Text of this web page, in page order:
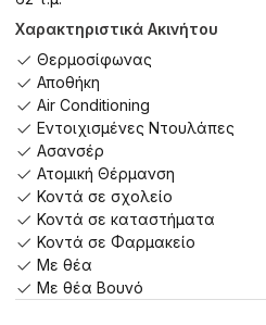
Χαρακτηριστικά Ακινήτου
Θερμοσίφωνας
Αποθήκη
Air Conditioning
Εντοιχισμένες Ντουλάπες
Ασανσέρ
Ατομική Θέρμανση
Κοντά σε σχολείο
Κοντά σε καταστήματα
Κοντά σε Φαρμακείο
Με θέα
Με θέα Βουνό